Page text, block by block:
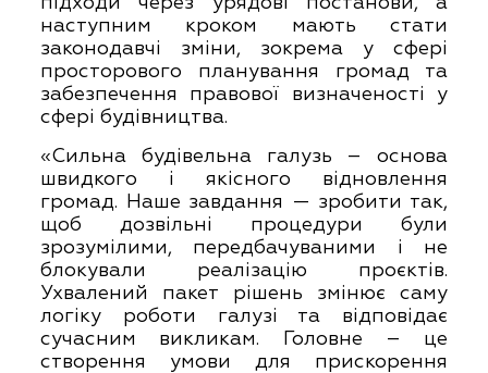
наступним кроком мають стати
законодавчі зміни, зокрема у сфері
просторового планування громад та
забезпечення правової визначеності у
сфері будівництва.
«Сильна будівельна галузь – основа
швидкого і якісного відновлення
громад. Наше завдання — зробити так,
щоб дозвільні процедури були
зрозумілими, передбачуваними і не
блокували реалізацію проєктів.
Ухвалений пакет рішень змінює саму
логіку роботи галузі та відповідає
сучасним викликам. Головне – це
створення умови для прискорення